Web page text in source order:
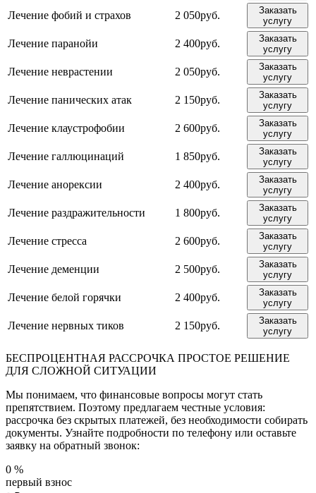
Лечение фобий и страхов 2 050руб.
Заказать
услугу
Лечение паранойи 2 400руб.
Заказать
услугу
Лечение неврастении 2 050руб.
Заказать
услугу
Лечение панических атак 2 150руб.
Заказать
услугу
Лечение клаустрофобии 2 600руб.
Заказать
услугу
Лечение галлюцинаций 1 850руб.
Заказать
услугу
Лечение анорексии 2 400руб.
Заказать
услугу
Лечение раздражительности 1 800руб.
Заказать
услугу
Лечение стресса 2 600руб.
Заказать
услугу
Лечение деменции 2 500руб.
Заказать
услугу
Лечение белой горячки 2 400руб.
Заказать
услугу
Лечение нервных тиков 2 150руб.
Заказать
услугу
БЕСПРОЦЕНТНАЯ РАССРОЧКА ПРОСТОЕ РЕШЕНИЕ
ДЛЯ СЛОЖНОЙ СИТУАЦИИ
Мы понимаем, что финансовые вопросы могут стать
препятствием. Поэтому предлагаем честные условия:
рассрочка без скрытых платежей, без необходимости собирать
документы. Узнайте подробности по телефону или оставьте
заявку на обратный звонок:
0 %
первый взнос